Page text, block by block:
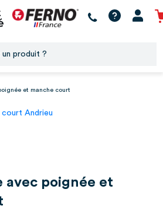
et manche court
avec poignée et